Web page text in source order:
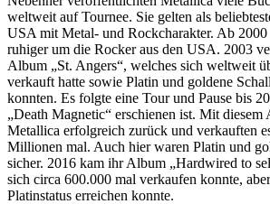
weltweit auf Tournee. Sie gelten als
USA mit Metal- und Rockcharakter. Ab
ruhiger um die Rocker aus den USA. 2003
Album „St. Angers“, welches sich weltweit
verkauft hatte sowie Platin und goldene
konnten. Es folgte eine Tour und Pause bis
„Death Magnetic“ erschienen ist. Mit diesem
Metallica erfolgreich zurück und verkauften
Millionen mal. Auch hier waren Platin und
sicher. 2016 kam ihr Album „Hardwired to
sich circa 600.000 mal verkaufen konnte,
Platinstatus erreichen konnte.